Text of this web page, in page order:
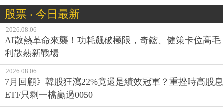
股票 ‧ 今日最新
2026.08.06
AI散熱革命來襲！功耗飆破極限，奇鋐、健策卡位高毛
利散熱新戰場
2026.08.06
7月回顧》韓股狂瀉22%竟還是績效冠軍？重挫時高股息
ETF只剩一檔贏過0050